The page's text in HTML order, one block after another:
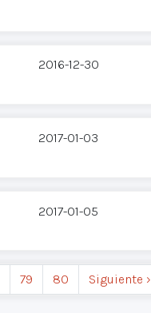
2016-12-30
2017-01-03
2017-01-05
79 80 Siguiente ›